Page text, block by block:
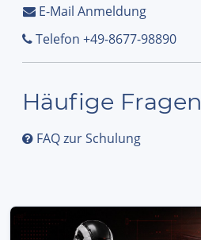
E-Mail Anmeldung
Telefon +49-8677-98890
Häufige Fragen
FAQ zur Schulung